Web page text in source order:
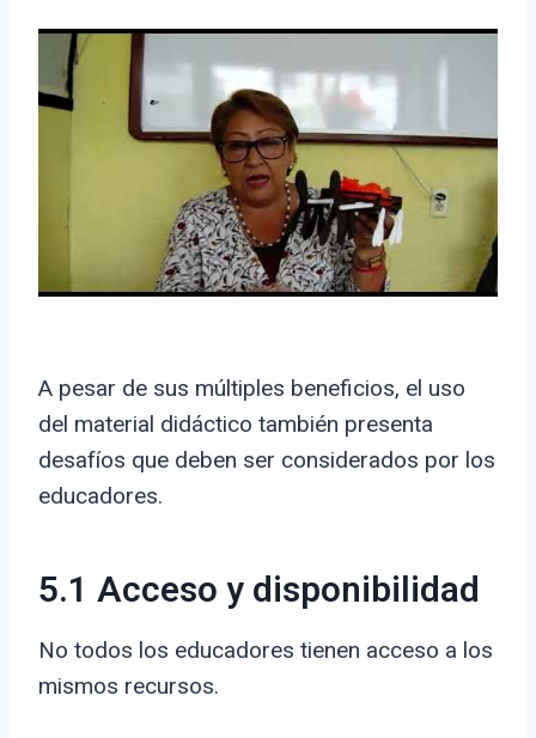
A pesar de sus múltiples beneficios, el uso
del material didáctico también presenta
desafíos que deben ser considerados por los
educadores.
5.1 Acceso y disponibilidad
No todos los educadores tienen acceso a los
mismos recursos.